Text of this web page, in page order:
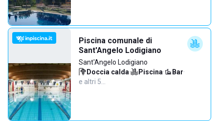
Piscina comunale di
Sant'Angelo Lodigiano
Sant'Angelo Lodigiano
Doccia calda· Piscina· Bar·
e altri 5…